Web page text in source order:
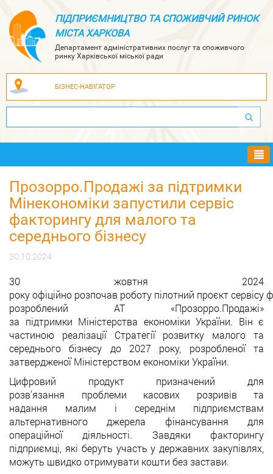
ПІДПРИЄМНИЦТВО ТА СПОЖИВЧИЙ РИНОК
МІСТА ХАРКОВА
Департамент адміністративних послуг та споживчого
ринку Харківської міської ради
БІЗНЕС-НАВІГАТОР
Прозорро.Продажі за підтримки
Мінекономіки запустили сервіс
факторингу для малого та
середнього бізнесу
30.10.2024
30 жовтня 2024
року офіційно розпочав роботу пілотний проєкт сервісу
розроблений АТ «Прозорро.Продажі»
за підтримки Міністерства економіки України. Він є
частиною реалізації Стратегії розвитку малого та
середнього бізнесу до 2027 року, розробленої та
затвердженої Міністерством економіки України.
Цифровий продукт призначений для
розв'язання проблеми касових розривів та
надання малим і середнім підприємствам
альтернативного джерела фінансування для
операційної діяльності. Завдяки факторингу
підприємці, які беруть участь у державних закупівлях,
можуть швидко отримувати кошти без застави.